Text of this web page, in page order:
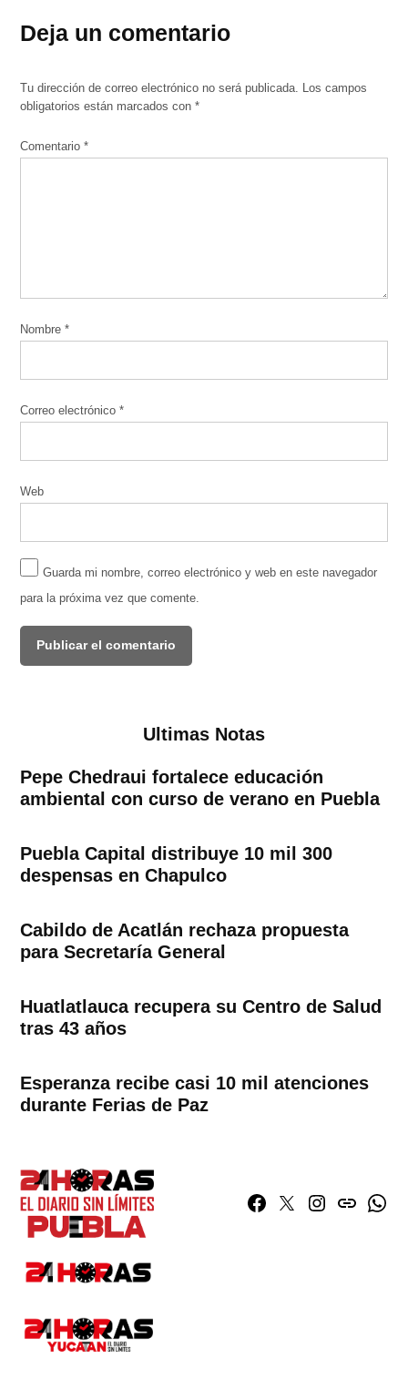
Deja un comentario
Tu dirección de correo electrónico no será publicada. Los campos
obligatorios están marcados con*
Comentario*
Nombre*
Correo electrónico*
Web
Guarda mi nombre, correo electrónico y web en este navegador
para la próxima vez que comente.
Ultimas Notas
Pepe Chedraui fortalece educación
ambiental con curso de verano en Puebla
Puebla Capital distribuye 10 mil 300
despensas en Chapulco
Cabildo de Acatlán rechaza propuesta
para Secretaría General
Huatlatlauca recupera su Centro de Salud
tras 43 años
Esperanza recibe casi 10 mil atenciones
durante Ferias de Paz
Facebook
TwitterInstagram
issuu